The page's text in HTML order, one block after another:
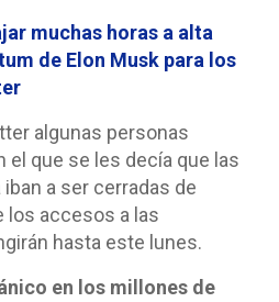
muchas horas a alta
de Elon Musk para los
algunas personas
el que se les decía que las
a ser cerradas de
los accesos a las
hasta este lunes.
en los millones de